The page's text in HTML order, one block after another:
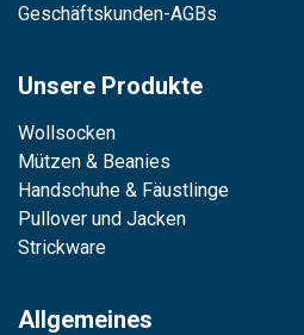
Geschäftskunden-AGBs
Unsere Produkte
Wollsocken
Mützen & Beanies
Handschuhe & Fäustlinge
Pullover und Jacken
Strickware
Allgemeines